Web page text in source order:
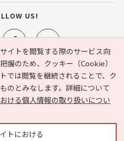
イトを閲覧する際のサービス向
握のため、クッキー（Cookie）
では閲覧を継続されることで、ク
のとみなします。詳細について
ける個人情報の取り扱いについ
トにおける
？ お気に入り
ヘルプ
り扱いについて
運営会社
掲載に関するお問い合わせ
US!